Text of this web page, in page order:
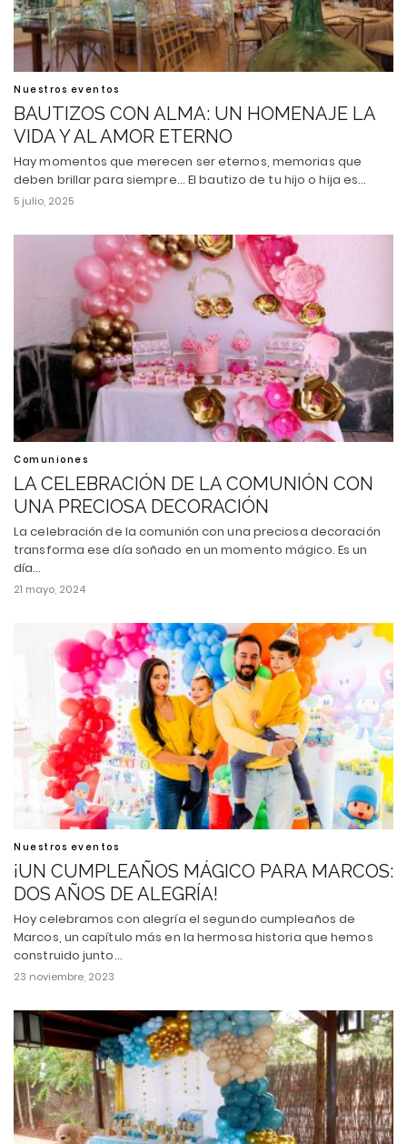
Nuestros eventos
BAUTIZOS CON ALMA: UN HOMENAJE LA
VIDA Y AL AMOR ETERNO
Hay momentos que merecen ser eternos, memorias que
deben brillar para siempre... El bautizo de tu hijo o hija es…
5 julio, 2025
Comuniones
LA CELEBRACIÓN DE LA COMUNIÓN CON
UNA PRECIOSA DECORACIÓN
La celebración de la comunión con una preciosa decoración
transforma ese día soñado en un momento mágico. Es un
día…
21 mayo, 2024
Nuestros eventos
¡UN CUMPLEAÑOS MÁGICO PARA MARCOS:
DOS AÑOS DE ALEGRÍA!
Hoy celebramos con alegría el segundo cumpleaños de
Marcos, un capítulo más en la hermosa historia que hemos
construido junto…
23 noviembre, 2023